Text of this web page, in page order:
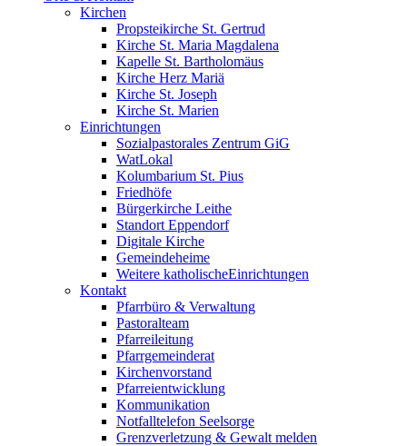
Kirchen
Propsteikirche St. Gertrud
Kirche St. Maria Magdalena
Kapelle St. Bartholomäus
Kirche Herz Mariä
Kirche St. Joseph
Kirche St. Marien
Einrichtungen
Sozialpastorales Zentrum GiG
WatLokal
Kolumbarium St. Pius
Friedhöfe
Bürgerkirche Leithe
Standort Eppendorf
Digitale Kirche
Gemeindeheime
Weitere katholische­­Einrichtungen
Kontakt
Pfarrbüro & Verwaltung
Pastoralteam
Pfarreileitung
Pfarrgemeinderat
Kirchenvorstand
Pfarreientwicklung
Kommunikation
Notfalltelefon Seelsorge
Grenzverletzung & Gewalt melden